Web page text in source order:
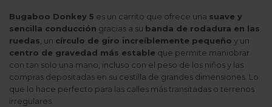
Bugaboo Donkey 5 es un carrito que ofrece una suave y
sencilla conducción gracias a su banda de rodadura en las
ruedas, un círculo de giro increíblemente pequeño y un
centro de gravedad más estable que permite maniobrar
con tan solo una mano, incluso con el peso de los niños y las
compras depositadas en su cestilla de grandes dimensiones. Lo
que lo hace perfecto para las calles más transitadas o terrenos
irregulares.